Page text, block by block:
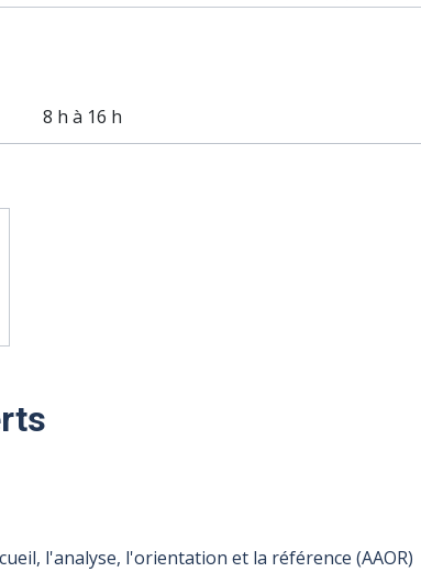
8 h à 16 h
l'analyse, l'orientation et la référence (AAOR)